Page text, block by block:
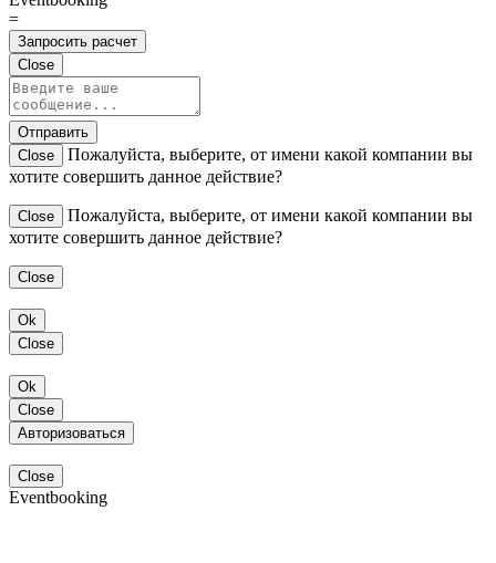
=
Запросить расчет
Close
Отправить
Close
Пожалуйста, выберите, от имени какой компании вы
хотите совершить данное действие?
Close
Пожалуйста, выберите, от имени какой компании вы
хотите совершить данное действие?
Close
Ok
Close
Ok
Close
Авторизоваться
Close
Eventbooking